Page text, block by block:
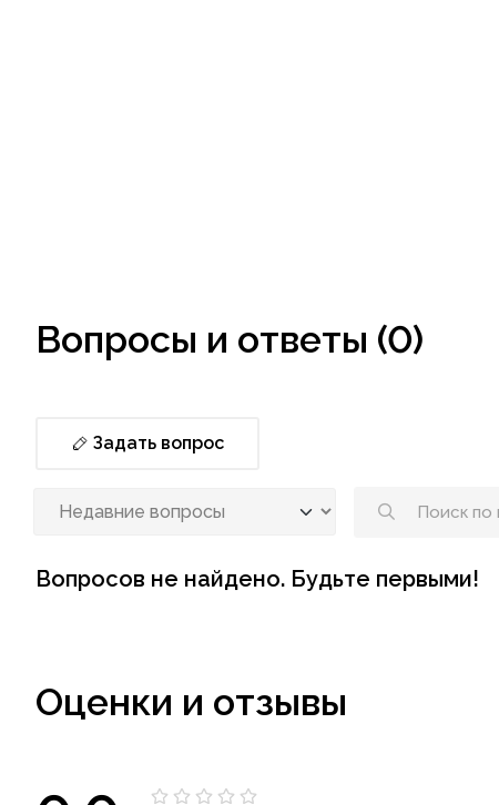
Вопросы и ответы (0)
Задать вопрос
Вопросов не найдено. Будьте первыми!
Оценки и отзывы